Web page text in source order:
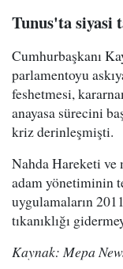
Tunus'ta siyasi
Cumhurbaşkanı
parlamentoyu
feshetmesi,
anayasa sürecini
kriz derinleşmişti.
Nahda Hareketi ve
adam yönetiminin
uygulamaların
tıkanıklığı
Kaynak: Mepa